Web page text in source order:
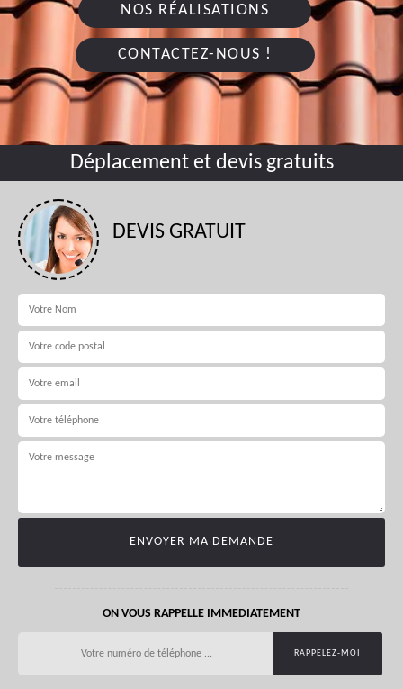
NOS RÉALISATIONS
CONTACTEZ-NOUS !
Déplacement et devis gratuits
DEVIS GRATUIT
ON VOUS RAPPELLE IMMEDIATEMENT